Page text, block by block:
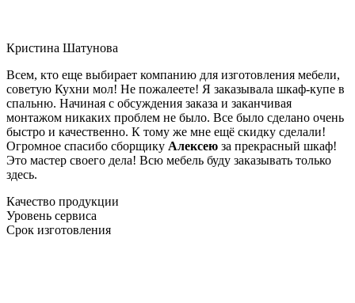
Кристина Шатунова
Всем, кто еще выбирает компанию для изготовления мебели,
советую Кухни мол! Не пожалеете! Я заказывала шкаф-купе в
спальню. Начиная с обсуждения заказа и заканчивая
монтажом никаких проблем не было. Все было сделано очень
быстро и качественно. К тому же мне ещё скидку сделали!
Огромное спасибо сборщику Алексею за прекрасный шкаф!
Это мастер своего дела! Всю мебель буду заказывать только
здесь.
Качество продукции
Уровень сервиса
Срок изготовления